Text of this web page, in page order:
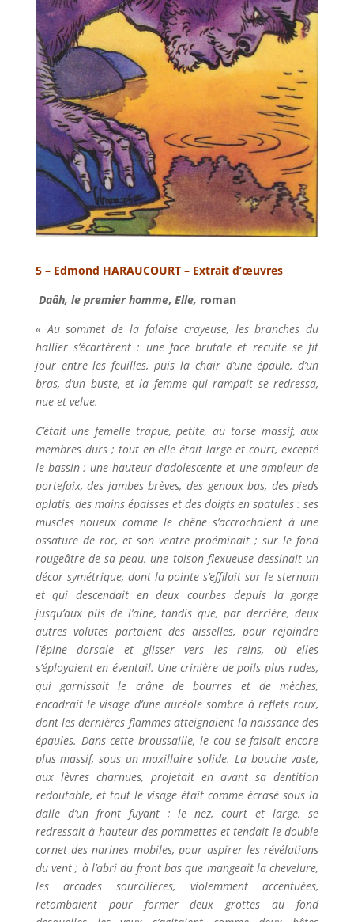
5 – Edmond HARAUCOURT – Extrait d’œuvres
Daâh, le premier homme, Elle, roman
« Au sommet de la falaise crayeuse, les branches du
hallier s’écartèrent : une face brutale et recuite se fit
jour entre les feuilles, puis la chair d’une épaule, d’un
bras, d’un buste, et la femme qui rampait se redressa,
nue et velue.
C’était une femelle trapue, petite, au torse massif, aux
membres durs ; tout en elle était large et court, excepté
le bassin : une hauteur d’adolescente et une ampleur de
portefaix, des jambes brèves, des genoux bas, des pieds
aplatis, des mains épaisses et des doigts en spatules : ses
muscles noueux comme le chêne s’accrochaient à une
ossature de roc, et son ventre proéminait ; sur le fond
rougeâtre de sa peau, une toison flexueuse dessinait un
décor symétrique, dont la pointe s’effilait sur le sternum
et qui descendait en deux courbes depuis la gorge
jusqu’aux plis de l’aine, tandis que, par derrière, deux
autres volutes partaient des aisselles, pour rejoindre
l’épine dorsale et glisser vers les reins, où elles
s’éployaient en éventail. Une crinière de poils plus rudes,
qui garnissait le crâne de bourres et de mèches,
encadrait le visage d’une auréole sombre à reflets roux,
dont les dernières flammes atteignaient la naissance des
épaules. Dans cette broussaille, le cou se faisait encore
plus massif, sous un maxillaire solide. La bouche vaste,
aux lèvres charnues, projetait en avant sa dentition
redoutable, et tout le visage était comme écrasé sous la
dalle d’un front fuyant ; le nez, court et large, se
redressait à hauteur des pommettes et tendait le double
cornet des narines mobiles, pour aspirer les révélations
du vent ; à l’abri du front bas que mangeait la chevelure,
les arcades sourcilières, violemment accentuées,
retombaient pour former deux grottes au fond